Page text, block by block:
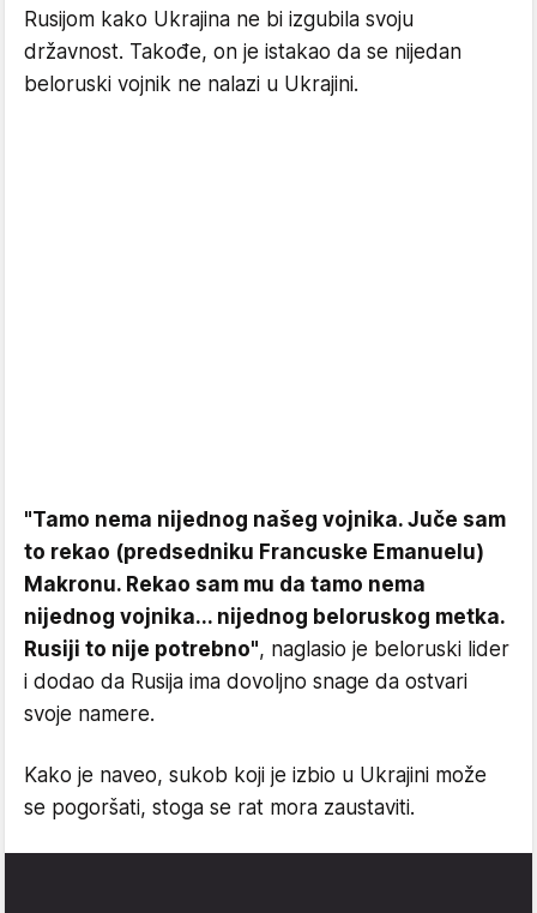
Rusijom kako Ukrajina ne bi izgubila svoju
državnost. Takođe, on je istakao da se nijedan
beloruski vojnik ne nalazi u Ukrajini.
"Tamo nema nijednog našeg vojnika. Juče sam
to rekao (predsedniku Francuske Emanuelu)
Makronu. Rekao sam mu da tamo nema
nijednog vojnika... nijednog beloruskog metka.
Rusiji to nije potrebno", naglasio je beloruski lider
i dodao da Rusija ima dovoljno snage da ostvari
svoje namere.
Kako je naveo, sukob koji je izbio u Ukrajini može
se pogoršati, stoga se rat mora zaustaviti.